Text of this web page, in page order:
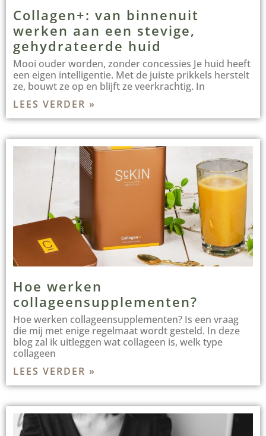
Collagen+: van binnenuit
werken aan een stevige,
gehydrateerde huid
Mooi ouder worden, zonder concessies Je huid heeft
een eigen intelligentie. Met de juiste prikkels herstelt
ze, bouwt ze op en blijft ze veerkrachtig. In
LEES VERDER »
Hoe werken
collageensupplementen?
Hoe werken collageensupplementen? Is een vraag
die mij met enige regelmaat wordt gesteld. In deze
blog zal ik uitleggen wat collageen is, welk type
collageen
LEES VERDER »